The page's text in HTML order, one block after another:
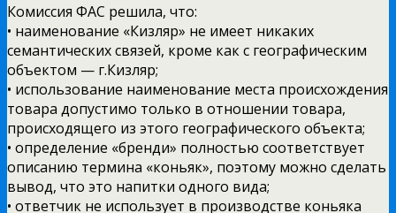
Комиссия ФАС решила, что:
• наименование «Кизляр» не имеет никаких
семантических связей, кроме как с географическим
объектом — г.Кизляр;
• использование наименование места происхождения
товара допустимо только в отношении товара,
происходящего из этого географического объекта;
• определение «бренди» полностью соответствует
описанию термина «коньяк», поэтому можно сделать
вывод, что это напитки одного вида;
• ответчик не использует в производстве коньяка